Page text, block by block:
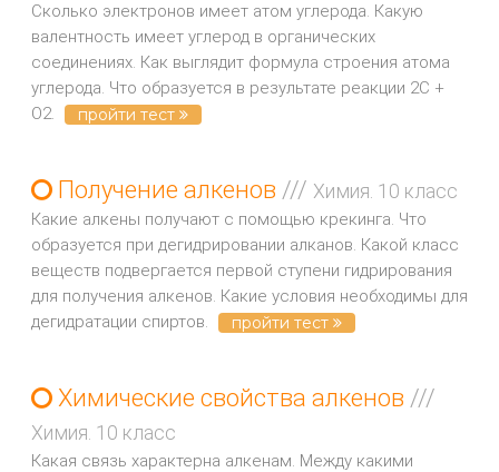
Сколько электронов имеет атом углерода. Какую
валентность имеет углерод в органических
соединениях. Как выглядит формула строения атома
углерода. Что образуется в результате реакции 2С +
О2.
пройти тест
Получение алкенов /// Химия. 10 класс
Какие алкены получают с помощью крекинга. Что
образуется при дегидрировании алканов. Какой класс
веществ подвергается первой ступени гидрирования
для получения алкенов. Какие условия необходимы для
дегидратации спиртов.
пройти тест
Химические свойства алкенов ///
Химия. 10 класс
Какая связь характерна алкенам. Между какими